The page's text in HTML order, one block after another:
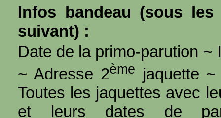
Infos bandeau (sous
suivant) :
Date de la primo-parution ~
~ Adresse 2ème jaquette
Toutes les jaquettes avec
et leurs dates de